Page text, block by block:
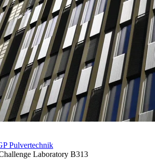
Pulvertechnik
Laboratory B313